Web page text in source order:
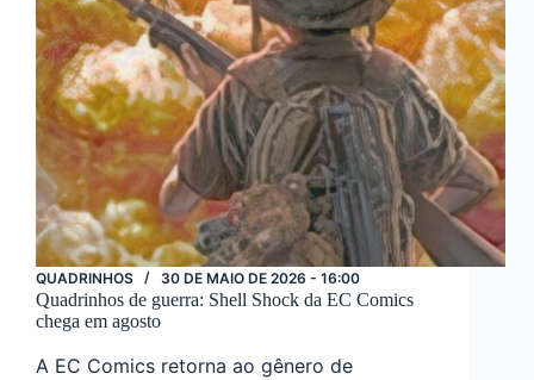
QUADRINHOS 30 DE MAIO DE 2026 - 16:00
Quadrinhos de guerra: Shell Shock da EC Comics
chega em agosto
A EC Comics retorna ao gênero de